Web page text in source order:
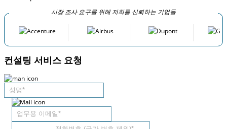
시장 조사 요구를 위해 저희를 신뢰하는 기업들
컨설팅 서비스 요청